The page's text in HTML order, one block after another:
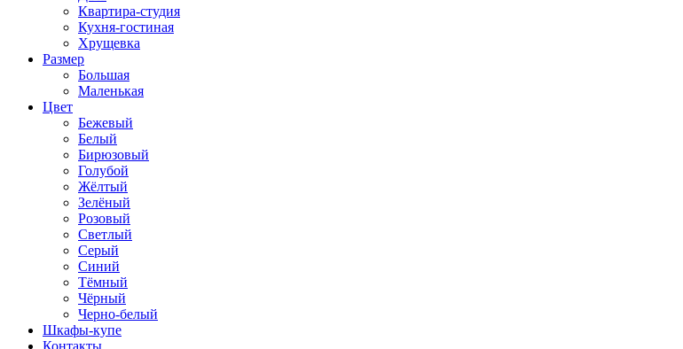
Квартира-студия
Кухня-гостиная
Хрущевка
Размер
Большая
Маленькая
Цвет
Бежевый
Белый
Бирюзовый
Голубой
Жёлтый
Зелёный
Розовый
Светлый
Серый
Синий
Тёмный
Чёрный
Черно-белый
Шкафы-купе
Контакты